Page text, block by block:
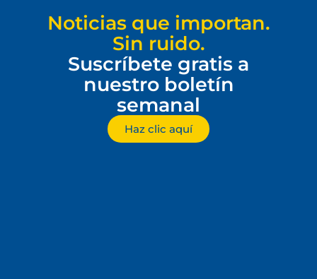
Noticias que importan.
Sin ruido.
Suscríbete gratis a
nuestro boletín
semanal
Haz clic aquí